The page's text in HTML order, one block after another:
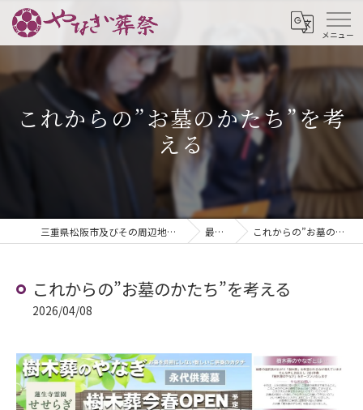
これからの”お墓のかたち”を考
える
三重県松阪市及びその周辺地域の葬儀ならやなぎ葬祭 最新情報 これからの”お墓のかたち”を考える
これからの”お墓のかたち”を考える
2026/04/08